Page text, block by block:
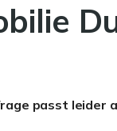
passt leider